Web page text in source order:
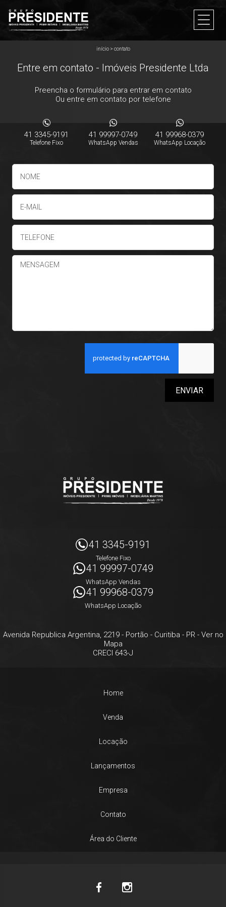
início> contato
Entre em contato - Imóveis Presidente Ltda
Preencha o formulário para entrar em contato
Ou entre em contato por telefone
41 3345-9191
Telefone Fixo
41 99997-0749
WhatsApp Vendas
41 99968-0379
WhatsApp Locação
ENVIAR
41 3345-9191
Telefone Fixo
41 99997-0749
WhatsApp Vendas
41 99968-0379
WhatsApp Locação
Avenida Republica Argentina, 2219- Portão - Curitiba - PR- Ver no
Mapa
CRECI 643-J
Home
Venda
Locação
Lançamentos
Empresa
Contato
Área do Cliente